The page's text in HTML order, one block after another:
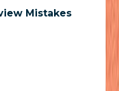
Mistakes